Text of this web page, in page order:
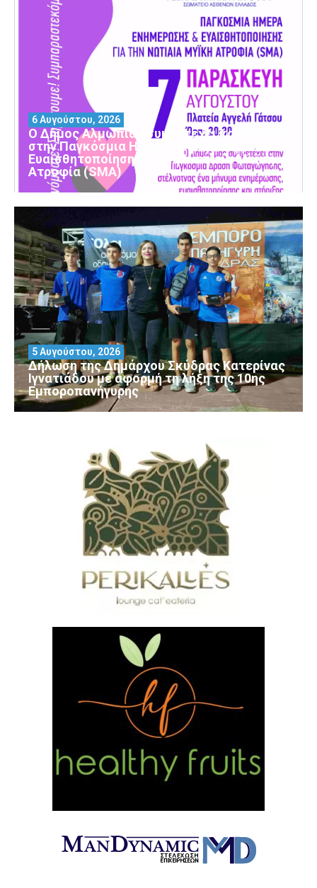
Ο Δήμος Αλμωπίας συμμετέχει και φέτος
στην Παγκόσμια Ημέρα Ενημέρωσης και
Ευαισθητοποίησης για τη Νωτιαία Μυϊκή
Ατροφία (SMA)
6 Αυγούστου, 2026
Δήλωση της Δημάρχου Σκύδρας Κατερίνας
Ιγνατιάδου με αφορμή τη λήξη της 10ης
Εμποροπανήγυρης
5 Αυγούστου, 2026